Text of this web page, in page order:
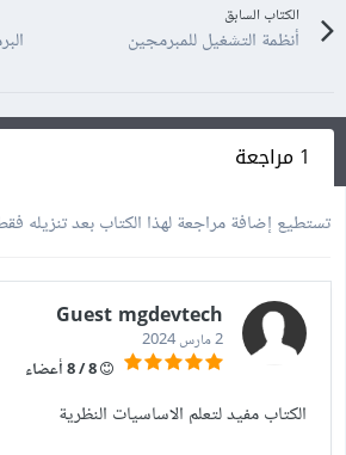
الكتاب السابق
أنظمة التشغيل للمبرمجين
1 مراجعة
تستطيع إضافة مراجعة لهذا الكتاب بعد تنزيله
Guest mgdevtech
2 مارس 2024
الكتاب مفيد لتعلم الاساسيات النظرية